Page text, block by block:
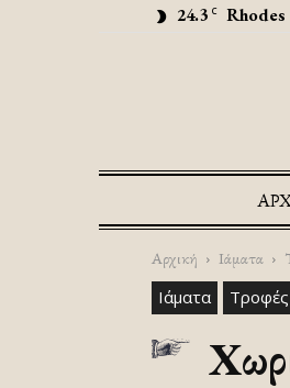
24.3 C Rhodes
Αρχική Ιάματα
Ιάματα Τροφές